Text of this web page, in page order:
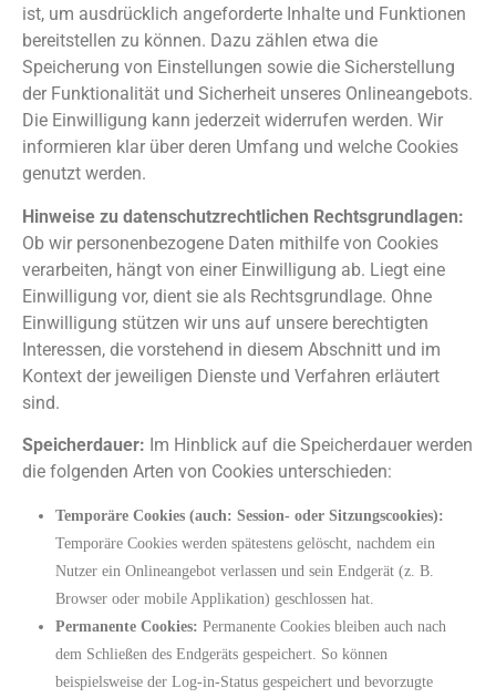
ist, um ausdrücklich angeforderte Inhalte und Funktionen
bereitstellen zu können. Dazu zählen etwa die
Speicherung von Einstellungen sowie die Sicherstellung
der Funktionalität und Sicherheit unseres Onlineangebots.
Die Einwilligung kann jederzeit widerrufen werden. Wir
informieren klar über deren Umfang und welche Cookies
genutzt werden.
Hinweise zu datenschutzrechtlichen Rechtsgrundlagen:
Ob wir personenbezogene Daten mithilfe von Cookies
verarbeiten, hängt von einer Einwilligung ab. Liegt eine
Einwilligung vor, dient sie als Rechtsgrundlage. Ohne
Einwilligung stützen wir uns auf unsere berechtigten
Interessen, die vorstehend in diesem Abschnitt und im
Kontext der jeweiligen Dienste und Verfahren erläutert
sind.
Speicherdauer: Im Hinblick auf die Speicherdauer werden
die folgenden Arten von Cookies unterschieden:
Temporäre Cookies (auch: Session- oder Sitzungscookies):
Temporäre Cookies werden spätestens gelöscht, nachdem ein
Nutzer ein Onlineangebot verlassen und sein Endgerät (z. B.
Browser oder mobile Applikation) geschlossen hat.
Permanente Cookies: Permanente Cookies bleiben auch nach
dem Schließen des Endgeräts gespeichert. So können
beispielsweise der Log-in-Status gespeichert und bevorzugte